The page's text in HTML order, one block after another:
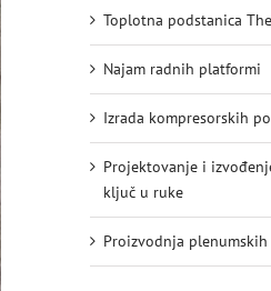
Toplotna podstanica
Najam radnih platformi
Izrada kompresorskih
Projektovanje i
ključ u ruke
Proizvodnja